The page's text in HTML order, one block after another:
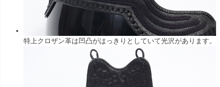
特上クロザン革は凹凸がはっきりとしていて光沢があります。